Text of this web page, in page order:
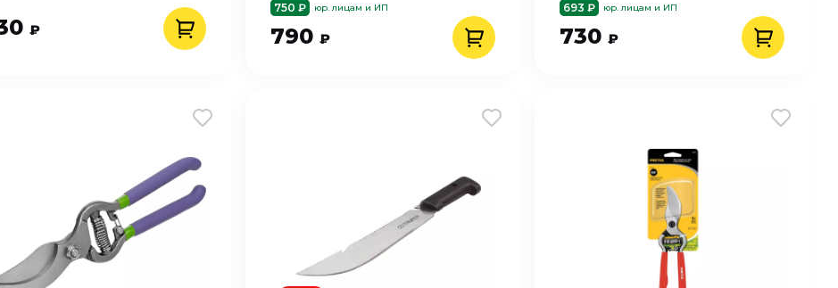
₽
750 ₽ юр. лицам и ИП
790 ₽
693 ₽ юр. лицам и ИП
730 ₽